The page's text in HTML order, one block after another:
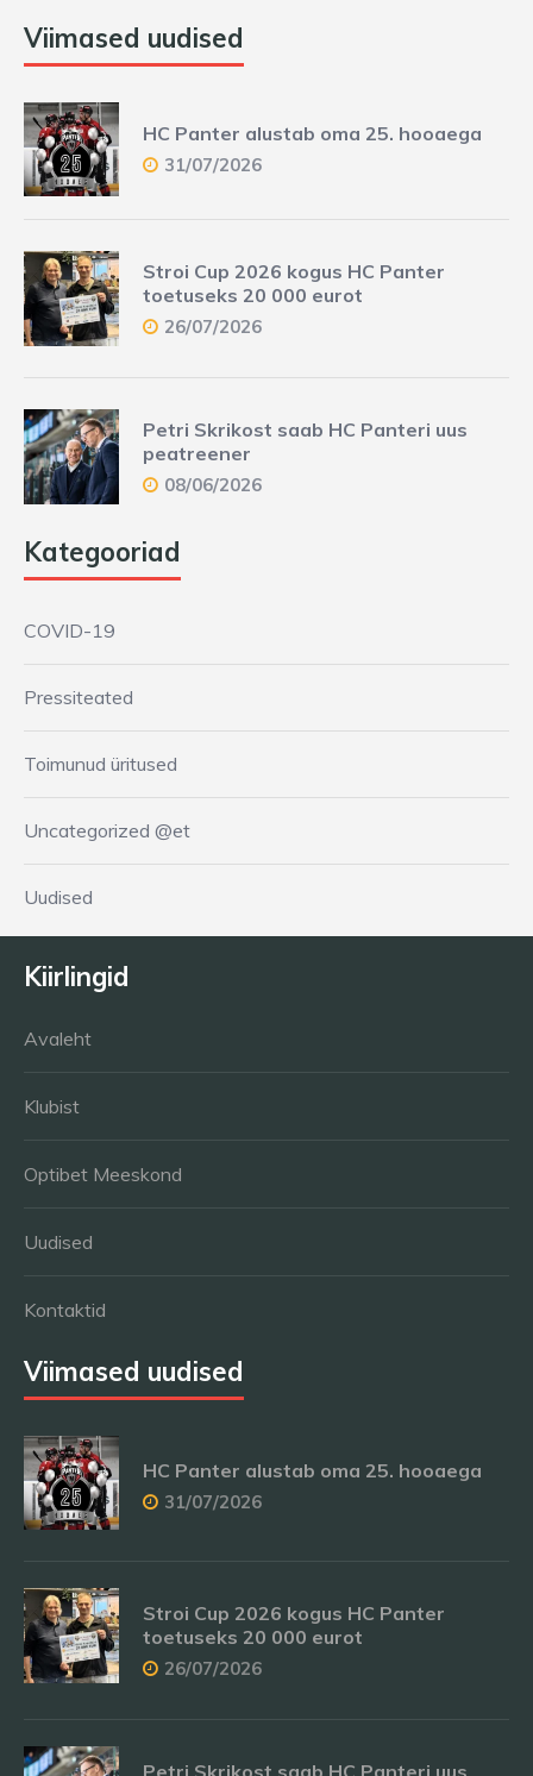
Viimased uudised
HC Panter alustab oma 25. hooaega
31/07/2026
Stroi Cup 2026 kogus HC Panter
toetuseks 20 000 eurot
26/07/2026
Petri Skrikost saab HC Panteri uus
peatreener
08/06/2026
Kategooriad
COVID-19
Pressiteated
Toimunud üritused
Uncategorized @et
Uudised
Kiirlingid
Avaleht
Klubist
Optibet Meeskond
Uudised
Kontaktid
Viimased uudised
HC Panter alustab oma 25. hooaega
31/07/2026
Stroi Cup 2026 kogus HC Panter
toetuseks 20 000 eurot
26/07/2026